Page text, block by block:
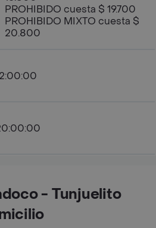
PROHIBIDO cuesta $ 19.700
PROHIBIDO MIXTO cuesta $
20.800
- Tunjuelito